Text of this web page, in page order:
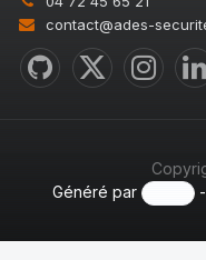
contact@ades-
Généré par